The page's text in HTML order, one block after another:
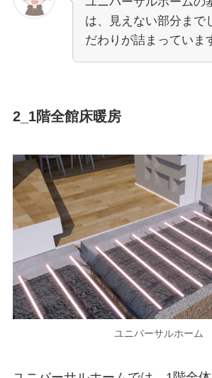
は、見えない部分まで
だわりが詰まっていま
2_1階全館床暖房
ユニバーサルホーム